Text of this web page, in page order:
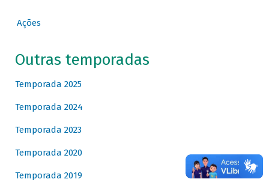
Ações
Outras temporadas
Temporada 2025
Temporada 2024
Temporada 2023
Temporada 2020
Temporada 2019